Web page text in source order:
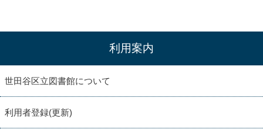
利用案内
世田谷区立図書館について
利用者登録(更新)